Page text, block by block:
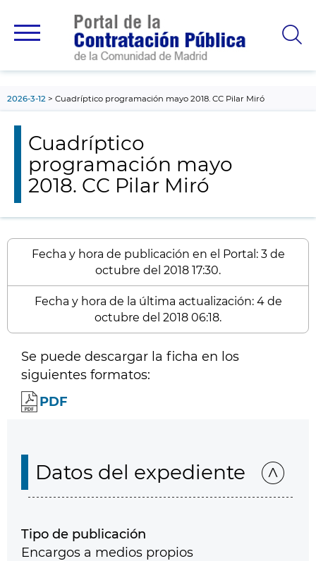
principal
2026-3-12 Cuadríptico programación mayo 2018. CC Pilar Miró
Cuadríptico
programación mayo
2018. CC Pilar Miró
Fecha y hora de publicación en el Portal: 3 de
octubre del 2018 17:30.
Fecha y hora de la última actualización: 4 de
octubre del 2018 06:18.
Se puede descargar la ficha en los
siguientes formatos:
PDF
Datos del expediente
Tipo de publicación
Encargos a medios propios